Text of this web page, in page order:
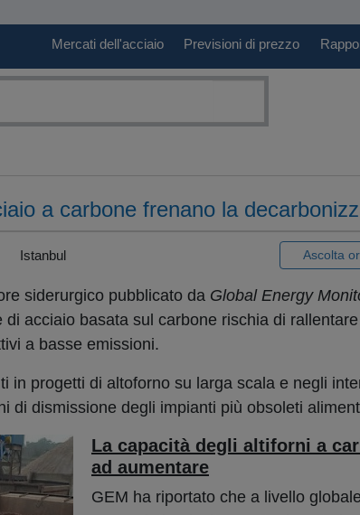
Mercati dell'acciaio Previsioni di prezzo
a carbone frenano la
Istanbul Ascolta
siderurgico pubblicato da Global Energy
acciaio basata sul carbone rischia di
a basse emissioni.
in progetti di altoforno su larga scala e negli
di dismissione degli impianti più obsoleti
La capacità degli altiforni a
ad aumentare
GEM ha riportato che a livello